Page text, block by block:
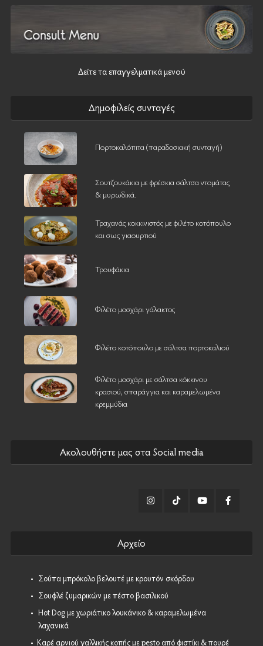
Δείτε τα επαγγελματικά μενού
Δημοφιλείς συνταγές
Πορτοκαλόπιτα (παραδοσιακή συνταγή)
Σουτζουκάκια με φρέσκια σάλτσα ντομάτας
& μυρωδικά.
Τραχανάς κοκκινιστός με φιλέτο κοτόπουλο
και σως γιαουρτιού
Τρουφάκια
Φιλέτο μοσχάρι γάλακτος
Φιλέτο κοτόπουλο με σάλτσα πορτοκαλιού
Φιλέτο μοσχάρι με σάλτσα κόκκινου
κρασιού, σπαράγγια και καραμελωμένα
κρεμμύδια
Ακολουθήστε μας στα Social media
Αρχείο
• Σούπα μπρόκολο βελουτέ με κρουτόν σκόρδου
• Σουφλέ ζυμαρικών με πέστο βασιλικού
• Hot Dog με χωριάτικο λουκάνικο & καραμελωμένα
λαχανικά
• Καρέ αρνιού γαλλικής κοπής με pesto από φιστίκι & πουρέ